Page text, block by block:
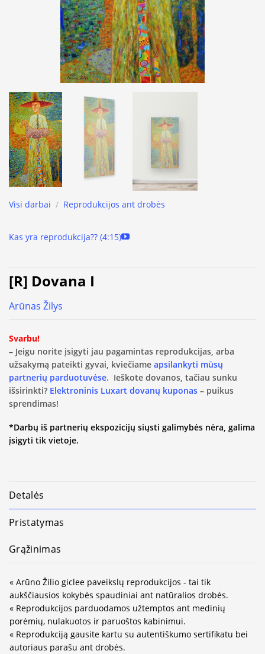
Visi darbai / Reprodukcijos ant drobės
Kas yra reprodukcija?? (4:15)
[R] Dovana I
Arūnas Žilys
Svarbu!
– Jeigu norite įsigyti jau pagamintas reprodukcijas, arba
užsakymą pateikti gyvai, kviečiame apsilankyti mūsų
partnerių parduotuvėse. Ieškote dovanos, tačiau sunku
išsirinkti? Elektroninis Luxart dovanų kuponas – puikus
sprendimas!
*Darbų iš partnerių ekspozicijų siųsti galimybės nėra, galima
įsigyti tik vietoje.
Detalės
Pristatymas
Grąžinimas
« Arūno Žilio giclee paveikslų reprodukcijos - tai tik
aukščiausios kokybės spaudiniai ant natūralios drobės.
« Reprodukcijos parduodamos užtemptos ant medinių
porėmių, nulakuotos ir paruoštos kabinimui.
« Reprodukciją gausite kartu su autentiškumo sertifikatu bei
autoriaus parašu ant drobės.